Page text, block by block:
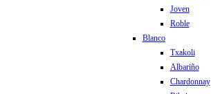
Joven
Roble
Blanco
Txakoli
Albariño
Chardonnay